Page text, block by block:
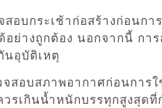
สอบกระเช้าก่อสร้างก่อนก
อย่างถูกต้อง นอกจากนี้ การ
นอุบัติเหตุ
จสอบสภาพอากาศก่อนการ
วรเกินน้ำหนักบรรทุกสูงสุดที่